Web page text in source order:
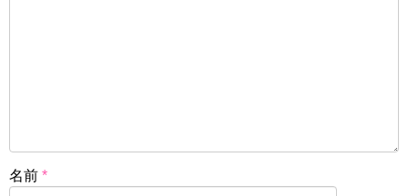
名前 *